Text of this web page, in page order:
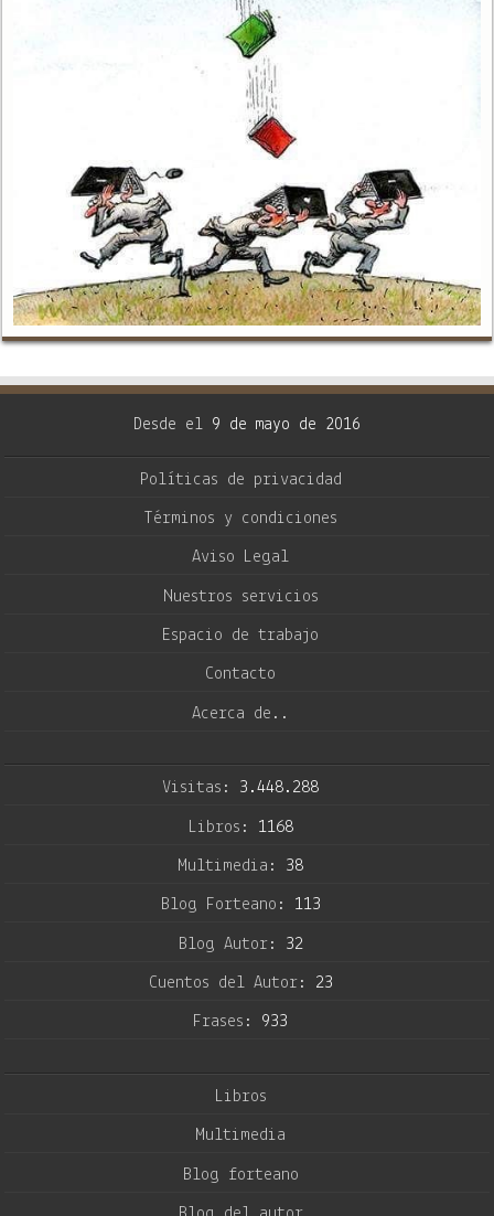
Desde el 9 de mayo de 2016
Políticas de privacidad
Términos y condiciones
Aviso Legal
Nuestros servicios
Espacio de trabajo
Contacto
Acerca de..
Visitas: 3.448.288
Libros: 1168
Multimedia: 38
Blog Forteano: 113
Blog Autor: 32
Cuentos del Autor: 23
Frases: 933
Libros
Multimedia
Blog forteano